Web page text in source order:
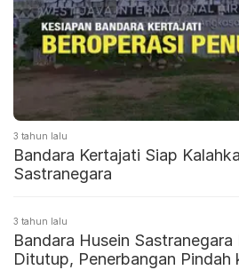
3 tahun lalu
Bandara Kertajati Siap
Sastranegara
3 tahun lalu
Bandara Husein Sastranegara
Ditutup, Penerbangan Pindah